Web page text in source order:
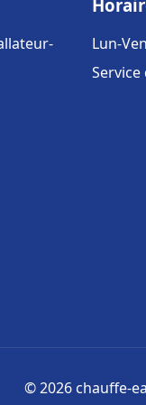
Lun-
© 2026 chauffe-